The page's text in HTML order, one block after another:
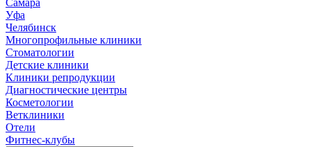
Самара
Уфа
Челябинск
Многопрофильные клиники
Стоматологии
Детские клиники
Клиники репродукции
Диагностические центры
Косметологии
Ветклиники
Отели
Фитнес-клубы